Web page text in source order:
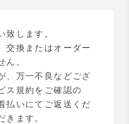
致します。
交換またはオーダー
ん。
、万一不良などござ
ス規約をご確認の
払いにてご返送くだ
きます。